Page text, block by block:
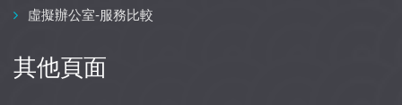
虛擬辦公室-服務比較
其他頁面